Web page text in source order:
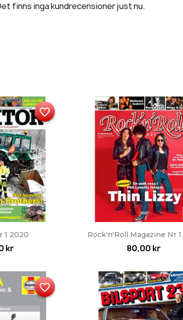
finns inga kundrecensioner just nu.
1 2020
kr
favorite_border
Snabbvy
Rock'n'Roll Magazine Nr 1
80,00 kr
favorite_border